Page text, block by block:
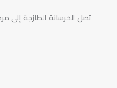
تصل الخرسانة الطازجة إلى